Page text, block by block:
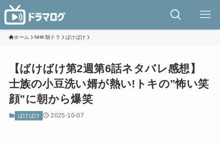
ホーム NHK朝ドラ ばけばけ
【ばけばけ第2週第6話ネタバレ感想】
士族の小豆洗い婿が熱い!トキの”怖い笑
顔”に朝から爆笑
ばけばけ 2025-10-07